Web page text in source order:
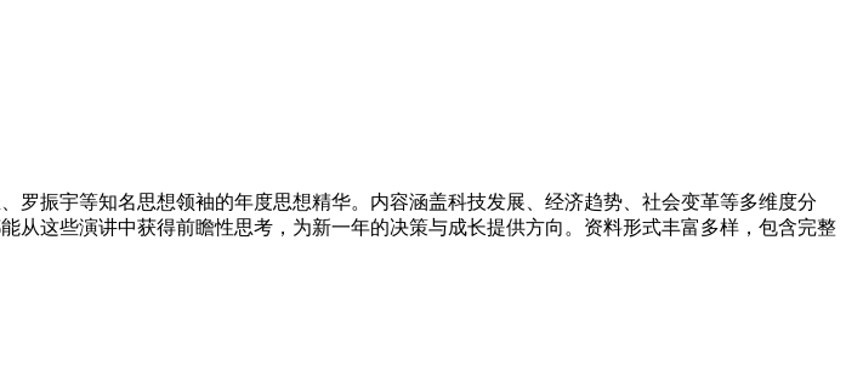
振宇等知名思想领袖的年度思想精华。内容涵盖科技发展、经济趋势、社会变革等多维度分
这些演讲中获得前瞻性思考，为新一年的决策与成长提供方向。资料形式丰富多样，包含完整